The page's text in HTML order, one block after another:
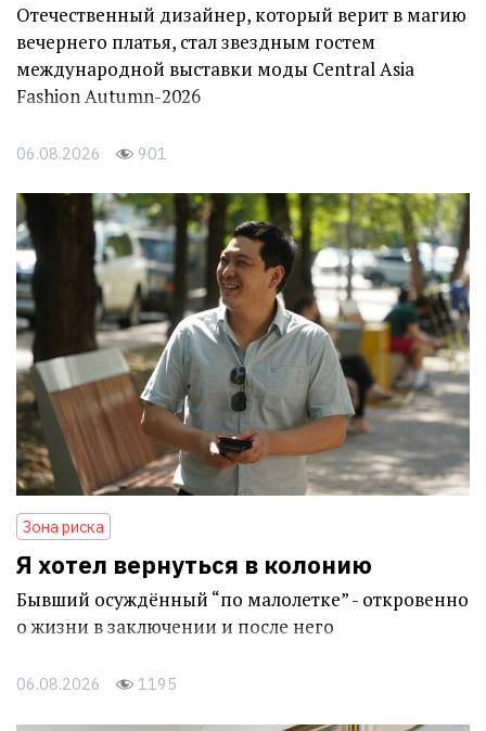
Отечественный дизайнер, который верит в магию
вечернего платья, стал звездным гостем
международной выставки моды Central Asia
Fashion Autumn-2026
06.08.2026 901
Зона риска
Я хотел вернуться в колонию
Бывший осуждённый “по малолетке” - откровенно
о жизни в заключении и после него
06.08.2026 1195